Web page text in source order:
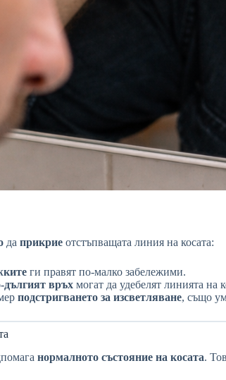
да прикрие отстъпващата линия на косата:
ги правят по-малко забележими.
дългият връх могат да удебелят линията на
подстригването за изсветляване, също
нормалното състояние на косата.